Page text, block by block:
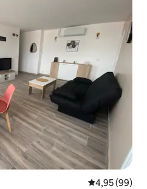
4,95 de uma
4,95 (99)